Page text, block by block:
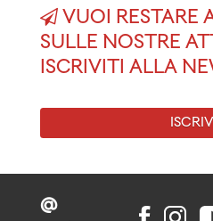
VUOI RESTARE
SULLE NOSTRE
ISCRIVITI ALLA
@